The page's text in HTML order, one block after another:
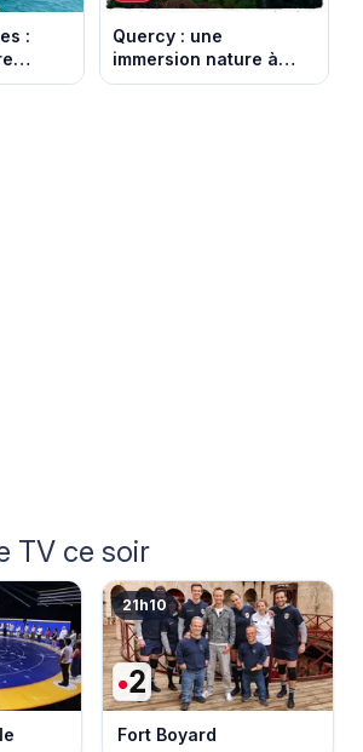
:
Quercy : une
immersion nature à
voir dans Echappées
TV ce soir
21h10
Fort Boyard